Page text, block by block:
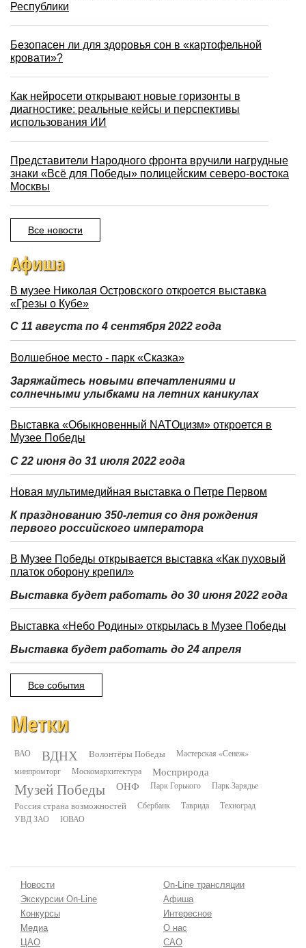
Республики
Безопасен ли для здоровья сон в «картофельной
кровати»?
Как нейросети открывают новые горизонты в
диагностике: реальные кейсы и перспективы
использования ИИ
Представители Народного фронта вручили нагрудные
знаки «Всё для Победы» полицейским северо-востока
Москвы
Все новости
Афиша
В музее Николая Островского откроется выставка
«Грезы о Кубе»
С 11 августа по 4 сентября 2022 года
Волшебное место - парк «Сказка»
Заряжайтесь новыми впечатлениями и
солнечными улыбками на летних каникулах
Выставка «Обыкновенный NATOцизм» откроется в
Музее Победы
С 22 июня до 31 июля 2022 года
Новая мультимедийная выставка о Петре Первом
К празднованию 350-летия со дня рождения
первого российского императора
В Музее Победы открывается выставка «Как пуховый
платок оборону крепил»
Выставка будет работать до 30 июня 2022 года
Выставка «Небо Родины» открылась в Музее Победы
Выставка будет работать до 24 апреля
Все события
Метки
ВАО ВДНХ Волонтёры Победы
Мастерская «Сенеж»
минпромторг
Москомархитектура Мосприрода
Музей Победы ОНФ Парк Горького Парк Зарядье
Россия страна возможностей Сбербанк Таврида
Техноград
УВД ЗАО
ЮВАО
Новости
On-Line трансляции
Экскурсии On-Line
Афиша
Конкурсы
Интересное
Медиа
О нас
ЦАО
САО